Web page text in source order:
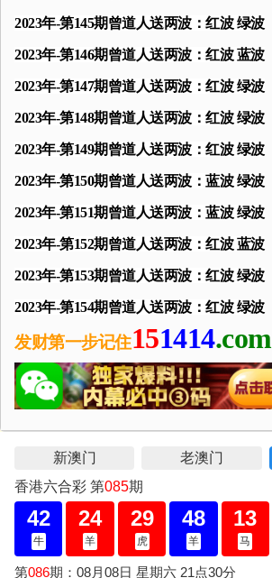
2023年-第145期曾道人送两波：红波 绿波
2023年-第146期曾道人送两波：红波 蓝波
2023年-第147期曾道人送两波：红波 绿波
2023年-第148期曾道人送两波：红波 绿波
2023年-第149期曾道人送两波：红波 绿波
2023年-第150期曾道人送两波：蓝波 绿波
2023年-第151期曾道人送两波：蓝波 绿波
2023年-第152期曾道人送两波：红波 蓝波
2023年-第153期曾道人送两波：红波 绿波
2023年-第154期曾道人送两波：红波 绿波
发财第一步记住151414.com